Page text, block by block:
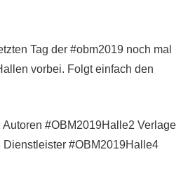
Tag der #obm2019 noch mal
vorbei. Folgt einfach den
#OBM2019Halle2 Verlage
#OBM2019Halle4